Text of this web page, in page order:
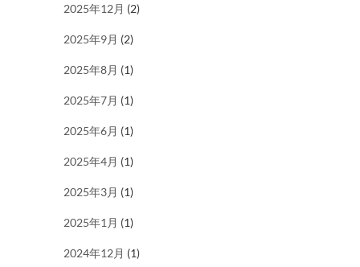
2025年12月 (2)
2025年9月 (2)
2025年8月 (1)
2025年7月 (1)
2025年6月 (1)
2025年4月 (1)
2025年3月 (1)
2025年1月 (1)
2024年12月 (1)